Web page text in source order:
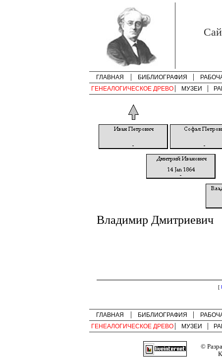
ГЛАВНАЯ БИБЛИОГРАФИЯ
ГЕНЕАЛОГИЧЕСКОЕ ДРЕВО
МУЗЕИ
Владимир Дмитриевич
[
ГЛАВНАЯ БИБЛИОГРАФИЯ
ГЕНЕАЛОГИЧЕСКОЕ ДРЕВО
МУЗЕИ
©